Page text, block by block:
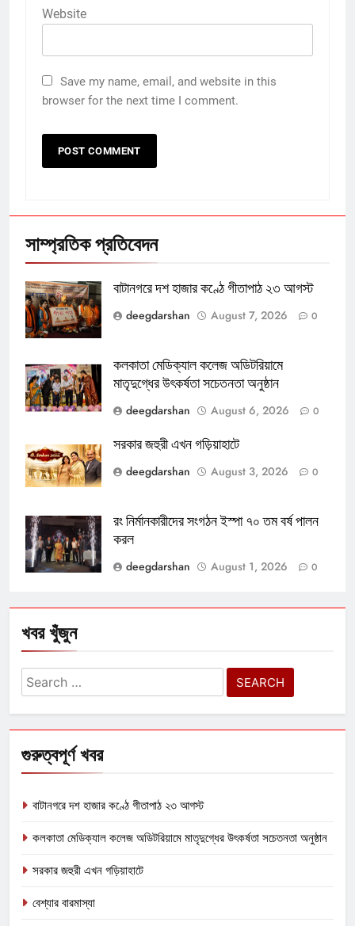
Website
Save my name, email, and website in this
browser for the next time I comment.
সাম্প্রতিক প্রতিবেদন
বাটানগরে দশ হাজার কণ্ঠে গীতাপাঠ ২৩ আগস্ট
deegdarshan
August 7, 2026 0
কলকাতা মেডিক্যাল কলেজ অডিটরিয়ামে
মাতৃদুগ্ধের উৎকর্ষতা সচেতনতা অনুষ্ঠান
deegdarshan
August 6, 2026 0
সরকার জহুরী এখন গড়িয়াহাটে
deegdarshan
August 3, 2026 0
রং নির্মানকারীদের সংগঠন ইস্পা ৭০ তম বর্ষ পালন
করল
deegdarshan
August 1, 2026 0
খবর খুঁজুন
Search
for:
গুরুত্বপূর্ণ খবর
বাটানগরে দশ হাজার কণ্ঠে গীতাপাঠ ২৩ আগস্ট
কলকাতা মেডিক্যাল কলেজ অডিটরিয়ামে মাতৃদুগ্ধের উৎকর্ষতা সচেতনতা অনুষ্ঠান
সরকার জহুরী এখন গড়িয়াহাটে
বেশ্যার বারমাস্যা